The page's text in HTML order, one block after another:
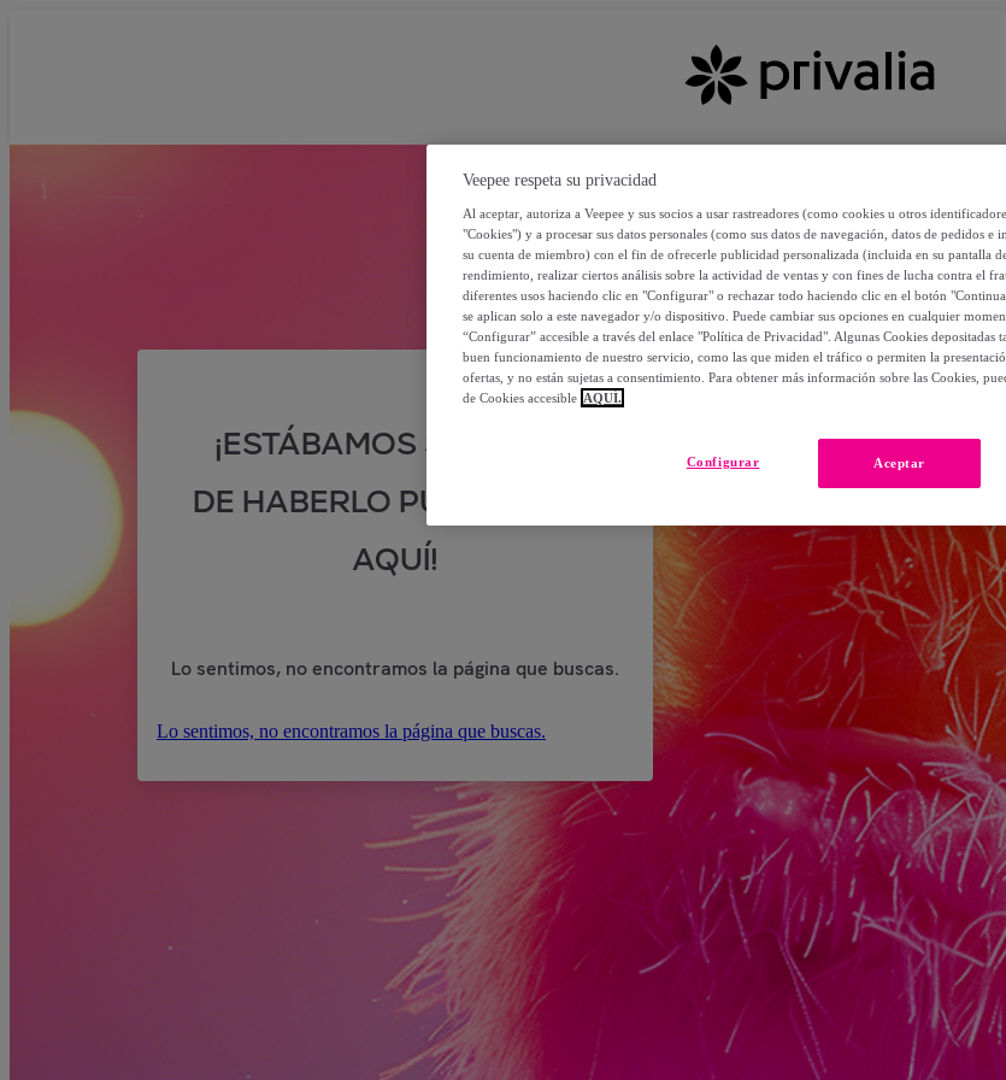
¡ESTÁBAMOS SEGUROS
DE HABERLO PUESTO POR
AQUÍ!
Lo sentimos, no encontramos la página que buscas.
Lo sentimos, no encontramos la página que buscas.
Veepee respeta su privacidad
Al aceptar, autoriza a Veepee y sus socios a usar rastreadores (como cookies u otros
"Cookies") y a procesar sus datos personales (como sus datos de navegación, datos de pedidos
su cuenta de miembro) con el fin de ofrecerle publicidad personalizada (incluida en su pantalla
rendimiento, realizar ciertos análisis sobre la actividad de ventas y con fines de lucha contra el
diferentes usos haciendo clic en "Configurar" o rechazar todo haciendo clic en el botón
se aplican solo a este navegador y/o dispositivo. Puede cambiar sus opciones en cualquier
“Configurar” accesible a través del enlace "Política de Privacidad". Algunas Cookies depositadas
buen funcionamiento de nuestro servicio, como las que miden el tráfico o permiten la
ofertas, y no están sujetas a consentimiento. Para obtener más información sobre las Cookies,
de Cookies accesible AQUÍ.
Aceptar
Configurar